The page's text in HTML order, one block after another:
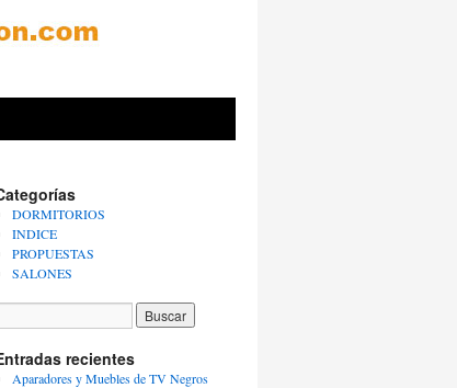
DORMITORIOS
INDICE
PROPUESTAS
SALONES
recientes
Aparadores y Muebles de TV Negros